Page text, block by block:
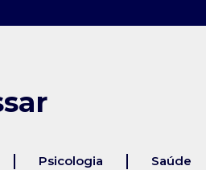
Psicologia Saúde